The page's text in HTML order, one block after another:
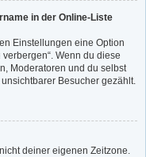
in der Online-Liste
Einstellungen eine Option
Wenn du diese
Moderatoren und du selbst
Besucher gezählt.
deiner eigenen Zeitzone.